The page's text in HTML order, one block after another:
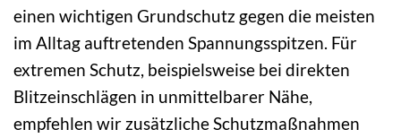
einen wichtigen Grundschutz gegen die meisten
im Alltag auftretenden Spannungsspitzen. Für
extremen Schutz, beispielsweise bei direkten
Blitzeinschlägen in unmittelbarer Nähe,
empfehlen wir zusätzliche Schutzmaßnahmen